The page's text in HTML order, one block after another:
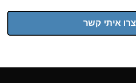
צרו איתי קשר